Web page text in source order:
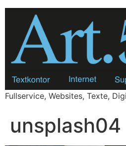
Zum
springen
Fullservice, Websites, Texte,
unsplash04